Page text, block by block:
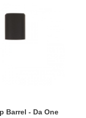
Barrel - Da One